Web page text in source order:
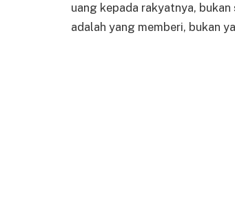
uang kepada rakyatnya,
adalah yang memberi, bukan